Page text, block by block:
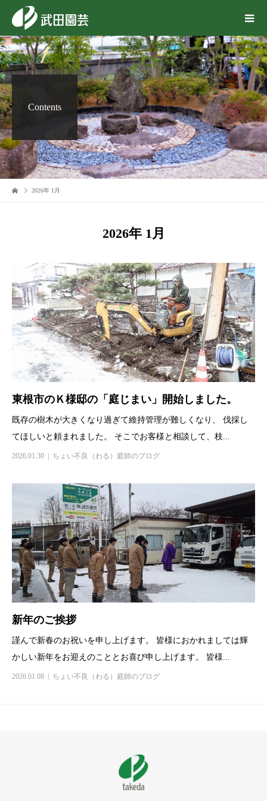
Contents
2026年 1月
2026年 1月
東根市のＫ様邸の「庭じまい」開始しました。
既存の樹木が大きくなり過ぎて維持管理が難しくなり、 伐採し
てほしいと頼まれました。 そこでお客様と相談して、枝...
2026.01.30 ちょい不良（わる）庭師のブログ
新年のご挨拶
謹んで新春のお祝いを申し上げます。 皆様におかれましては輝
かしい新年をお迎えのこととお喜び申し上げます。 皆様...
2026.01.08 ちょい不良（わる）庭師のブログ